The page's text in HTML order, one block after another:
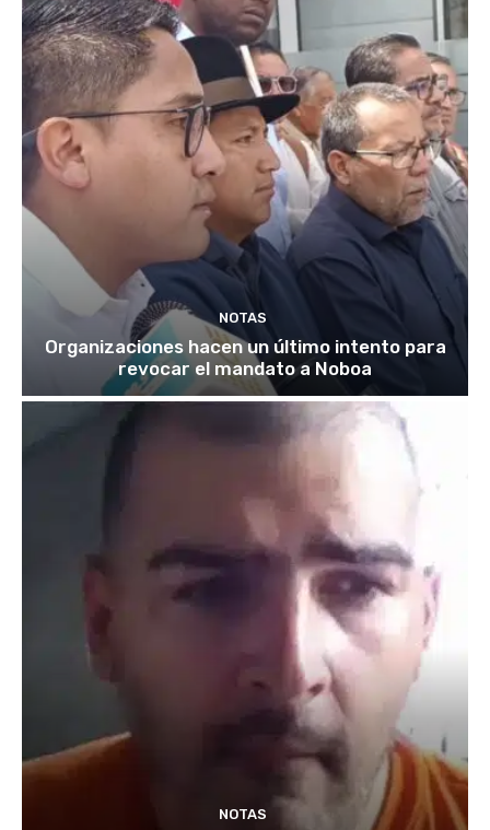
NOTAS
Organizaciones hacen un último intento para
revocar el mandato a Noboa
NOTAS